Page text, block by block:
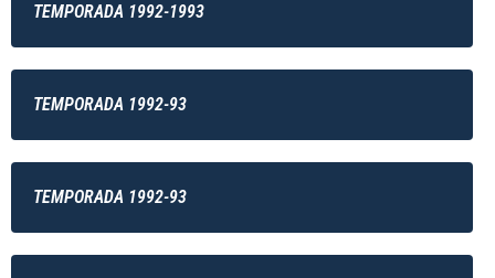
TEMPORADA 1992-1993
TEMPORADA 1992-93
TEMPORADA 1992-93